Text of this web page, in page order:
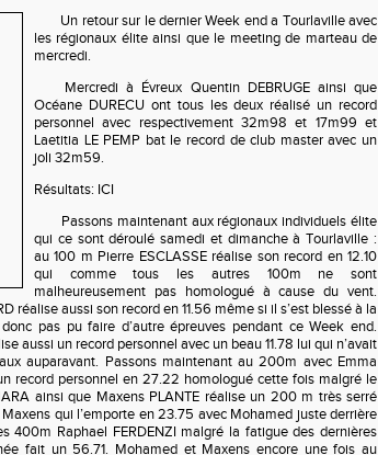
Un retour sur le dernier Week end a Tourlaville avec
les régionaux élite ainsi que le meeting de marteau de
mercredi.
Mercredi à Évreux Quentin DEBRUGE ainsi que
Océane DURECU ont tous les deux réalisé un record
personnel avec respectivement 32m98 et 17m99 et
Laetitia LE PEMP bat le record de club master avec un
joli 32m59.
Résultats: ICI
Passons maintenant aux régionaux individuels élite
qui ce sont déroulé samedi et dimanche à Tourlaville :
au 100 m Pierre ESCLASSE réalise son record en 12.10
qui comme tous les autres 100m ne sont
malheureusement pas homologué à cause du vent.
réalise aussi son record en 11.56 même si il s’est blessé à la
pas pu faire d’autre épreuves pendant ce Week end.
aussi un record personnel avec un beau 11.78 lui qui n’avait
auparavant. Passons maintenant au 200m avec Emma
record personnel en 27.22 homologué cette fois malgré le
ainsi que Maxens PLANTE réalise un 200 m très serré
qui l’emporte en 23.75 avec Mohamed juste derrière
400m Raphael FERDENZI malgré la fatigue des dernières
fait un 56.71. Mohamed et Maxens encore une fois au